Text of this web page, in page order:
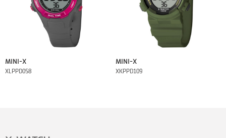
MINI-X
XLPPD058
MINI-X
XKPPD109